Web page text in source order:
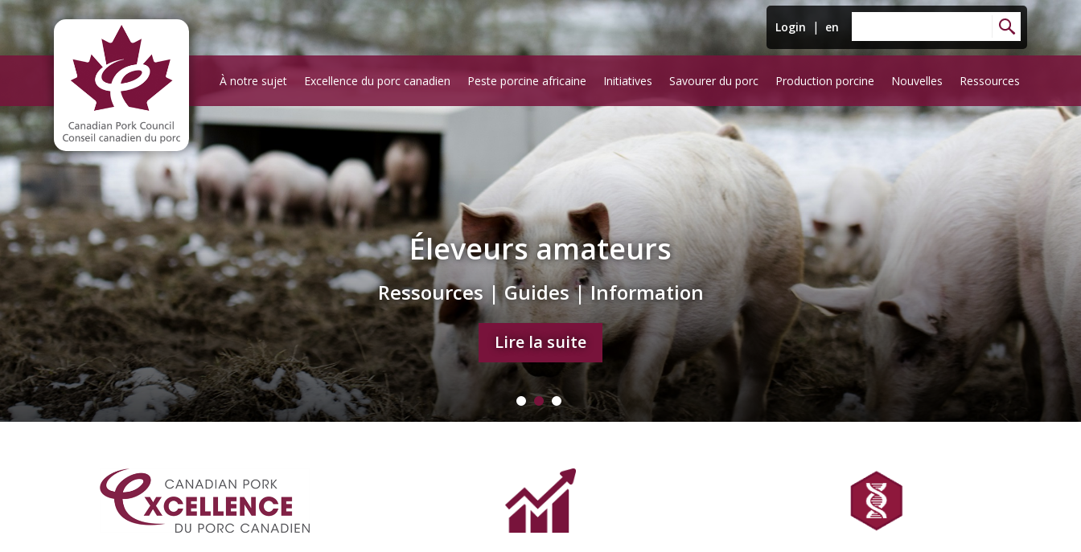
Login | en
À notre sujet Excellence du porc canadien Peste porcine africaine Initiatives Savourer du porc Production porcine Nouvelles Ressources
Éleveurs amateurs
Ressources | Guides | Information
Lire la suite